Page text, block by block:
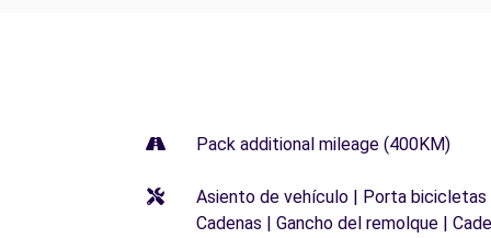
Pack additional mileage (400KM)
Asiento de vehículo | Porta bicicletas
Cadenas | Gancho del remolque |